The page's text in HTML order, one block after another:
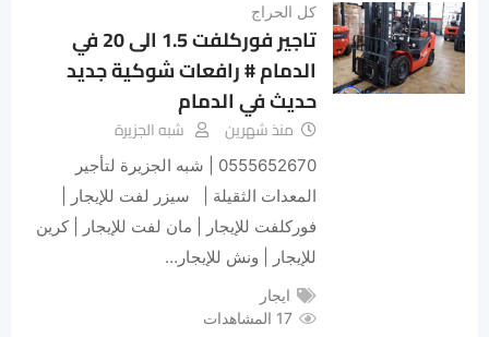
كل الحراج
تاجير فوركلفت 1.5 الى 20 في
الدمام # رافعات شوكية جديد
حديث في الدمام
منذ شهرين شبه الجزيرة
0555652670 | شبه الجزيرة لتأجير
المعدات الثقيلة | سيزر لفت للإيجار |
فوركلفت للإيجار | مان لفت للإيجار | كرين
للإيجار | ونش للإيجار…
ايجار
17 المشاهدات